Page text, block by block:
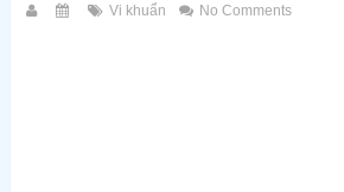
Vi khuẩn No Comments